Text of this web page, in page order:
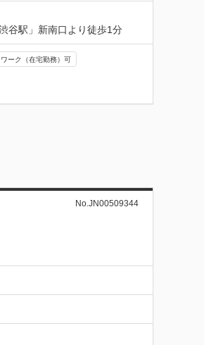
谷駅」新南口より徒歩1分
ワーク（在宅勤務）可
No.JN00509344